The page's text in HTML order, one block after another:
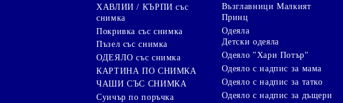
ХАВЛИИ / КЪРПИ със
снимка
Покривка със снимка
Пъзел със снимка
ОДЕЯЛО със снимка
КАРТИНА ПО СНИМКА
ЧАШИ СЪС СНИМКА
Суичър по поръчка
Възглавници Малкият
Принц
Одеяла
Детски одеяла
Одеяло "Хари Потър"
Одеяло с надпис за мама
Одеяло с надпис за татко
Одеяло с надпис за дъщери